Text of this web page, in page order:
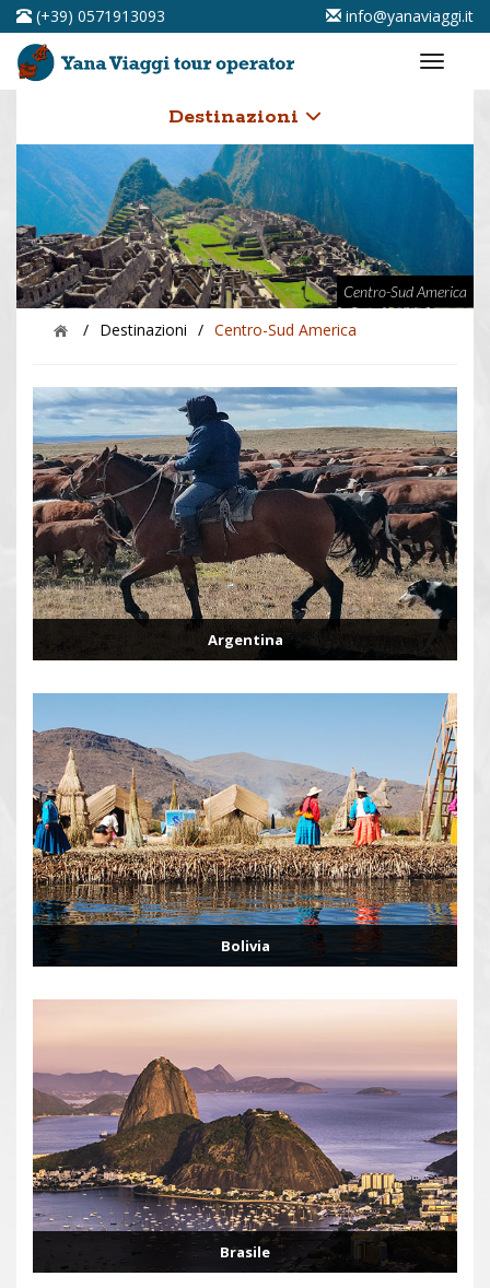
(+39) 0571913093 info@yanaviaggi.it
Destinazioni
Centro-Sud America
/ Destinazioni / Centro-Sud America
Argentina
Bolivia
Brasile